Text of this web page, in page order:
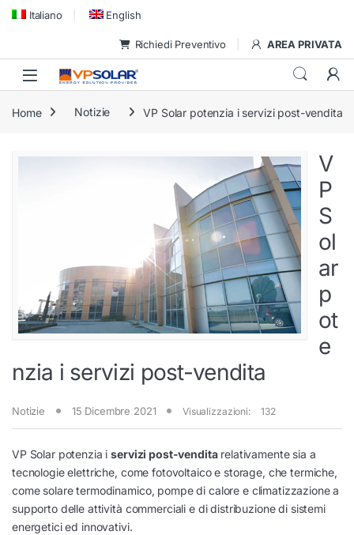
Skip to navigation
Skip to content
Italiano English
Richiedi Preventivo AREA PRIVATA
Home Notizie VP Solar potenzia i servizi post-vendita
V
P
S
ol
ar
p
ot
e
nzia i servizi post-vendita
Notizie 15 Dicembre 2021 Visualizzazioni: 132
VP Solar potenzia iservizi post-venditarelativamente sia a
tecnologie elettriche, come fotovoltaico e storage, che termiche,
come solare termodinamico, pompe di calore e climatizzazione a
supporto delle attività commerciali e di distribuzione di sistemi
energetici ed innovativi.